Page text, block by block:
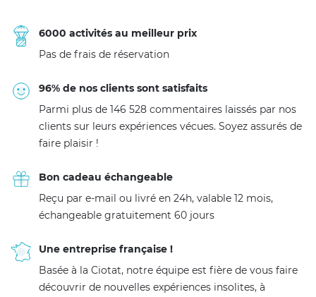
6000 activités au meilleur prix
Pas de frais de réservation
96% de nos clients sont satisfaits
Parmi plus de 146 528 commentaires laissés par nos
clients sur leurs expériences vécues. Soyez assurés de
faire plaisir !
Bon cadeau échangeable
Reçu par e-mail ou livré en 24h, valable 12 mois,
échangeable gratuitement 60 jours
Une entreprise française !
Basée à la Ciotat, notre équipe est fière de vous faire
découvrir de nouvelles expériences insolites, à